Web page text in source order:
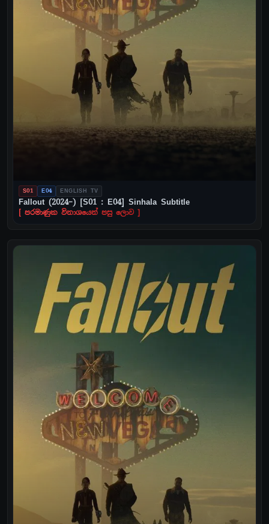
S01 E04 ENGLISH TV
Fallout (2024–) [S01 : E04] Sinhala Subtitle
[ පරමාණුක විනාශයෙන් පසු ලොව ]